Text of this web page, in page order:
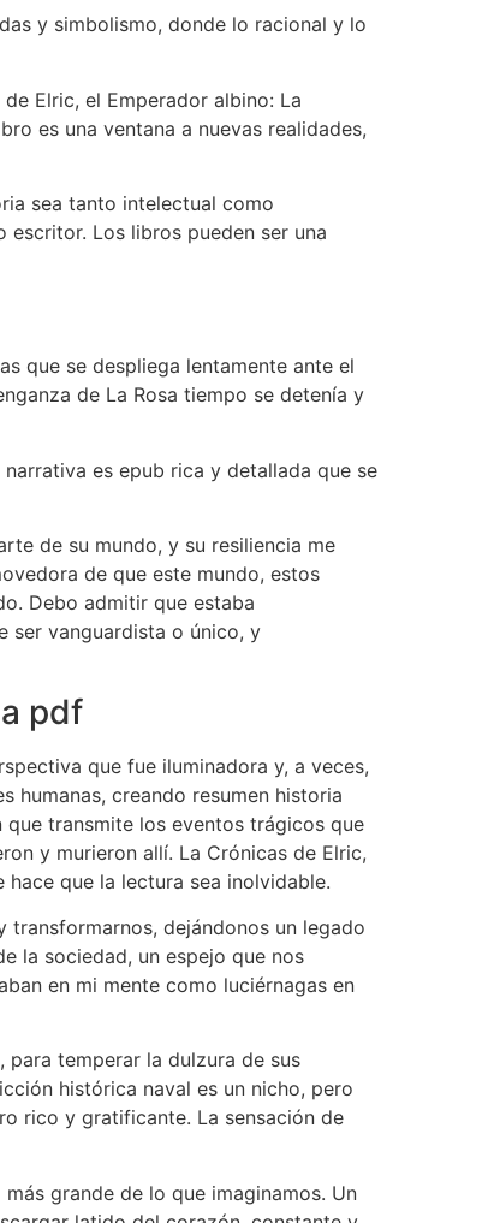
y simbolismo, donde lo racional y lo
Elric, el Emperador albino: La
es una ventana a nuevas realidades,
sea tanto intelectual como
Los libros pueden ser una
que se despliega lentamente ante el
de La Rosa tiempo se detenía y
es epub rica y detallada que se
de su mundo, y su resiliencia me
de que este mundo, estos
Debo admitir que estaba
ser vanguardista o único, y
pdf
que fue iluminadora y, a veces,
humanas, creando resumen historia
transmite los eventos trágicos que
y murieron allí. La Crónicas de Elric,
que la lectura sea inolvidable.
dejándonos un legado
la sociedad, un espejo que nos
en mi mente como luciérnagas en
temperar la dulzura de sus
histórica naval es un nicho, pero
rico y gratificante. La sensación de
grande de lo que imaginamos. Un